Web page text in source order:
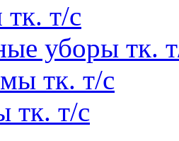
т/с
уборы тк.
тк. т/с
тк. т/с